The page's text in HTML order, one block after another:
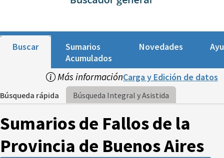
Buscar
Sumarios
Acumulados
Novedades
Más informaciónCarga y Edición de datos
Búsqueda rápida Búsqueda Integral y Asistida
Sumarios de Fallos de la
Provincia de Buenos Aires